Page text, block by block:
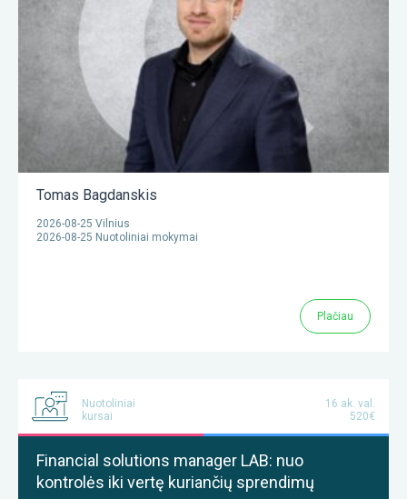
Tomas Bagdanskis
2026-08-25 Vilnius
2026-08-25 Nuotoliniai mokymai
Plačiau
Nuotoliniai
kursai
16 ak. val.
520€
Financial solutions manager LAB: nuo
kontrolės iki vertę kuriančių sprendimų